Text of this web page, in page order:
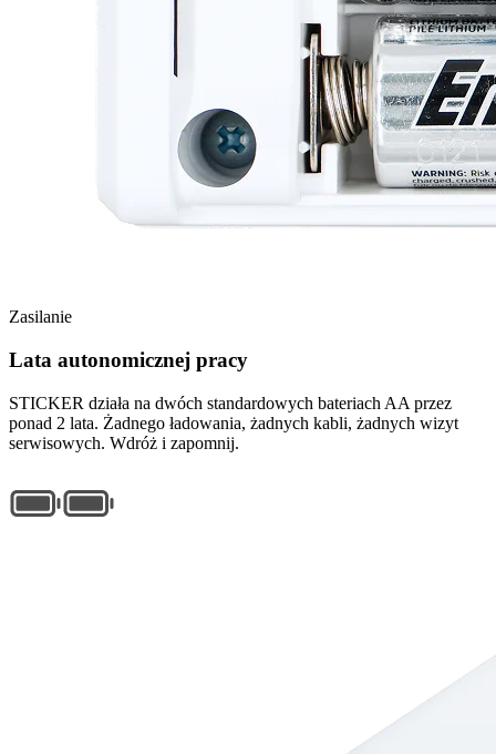
Zasilanie
Lata autonomicznej pracy
STICKER działa na dwóch standardowych bateriach AA przez
ponad 2 lata. Żadnego ładowania, żadnych kabli, żadnych wizyt
serwisowych. Wdróż i zapomnij.